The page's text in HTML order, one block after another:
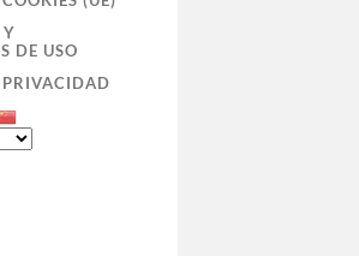
Y
DE USO